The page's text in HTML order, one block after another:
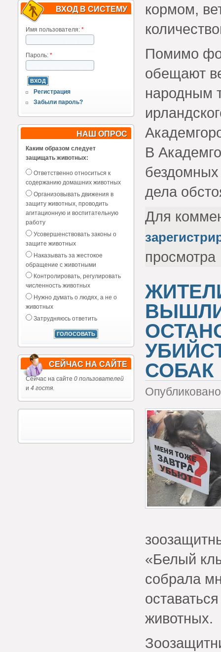
ВХОД В СИСТЕМУ
Имя пользователя: *
Пароль: *
Регистрация
Забыли пароль?
НАШ ОПРОС
Каким образом следует
защищать животных:
Ответственно относиться к
содержанию домашних животных
Организовывать движения в
защиту животных, проводить
агитационную и воспитательную
работу
Усовершенствовать законы о
защите животных
Наказывать за жестокое
обращение с животными
Контролировать, регулировать
численность животных
Нужно думать о людях, а не о
животных
Затрудняюсь ответить
СЕЙЧАС НА САЙТЕ
Сейчас на сайте 0 пользователей
и 4 гостя.
кормом,
Помимо
обещают
народным
В
дела
Для
просмотра
СОБАК
«Белый
собрала
животных.